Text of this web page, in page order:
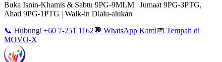
Buka Isnin-Khamis & Sabtu 9PG-9MLM | Jumaat 9PG-3PTG,
Ahad 9PG-1PTG | Walk-in Dialu-alukan
📞 Hubungi +60 7-251 1162💬 WhatsApp Kami📅 Tempah di
MOVO-X